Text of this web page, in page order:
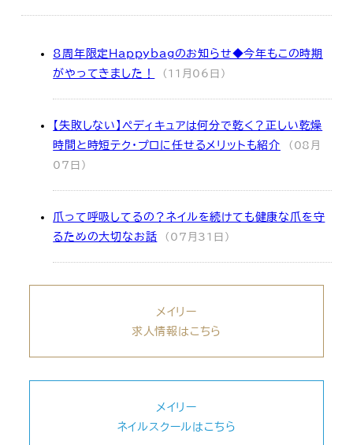
8周年限定Happybagのお知らせ◆今年もこの時期
がやってきました！
(11月06日)
【失敗しない】ペディキュアは何分で乾く？正しい乾燥
時間と時短テク・プロに任せるメリットも紹介
(08月
07日)
爪って呼吸してるの？ネイルを続けても健康な爪を守
るための大切なお話
(07月31日)
メイリー
求人情報はこちら
メイリー
ネイルスクールはこちら